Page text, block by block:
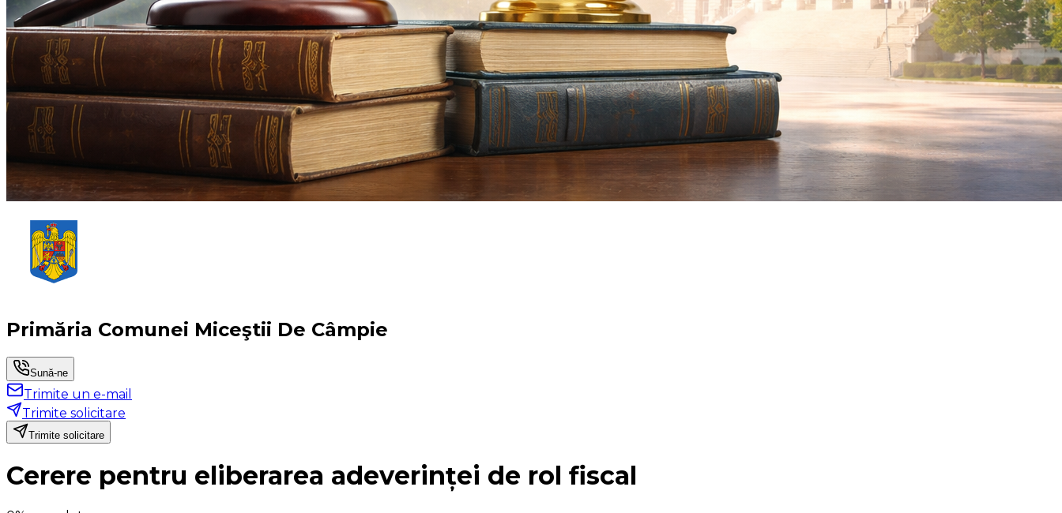
Primăria Comunei Miceştii De Câmpie
Sună-ne
Trimite un e-mail
Trimite solicitare
Trimite solicitare
Cerere pentru eliberarea adeverinței de rol fiscal